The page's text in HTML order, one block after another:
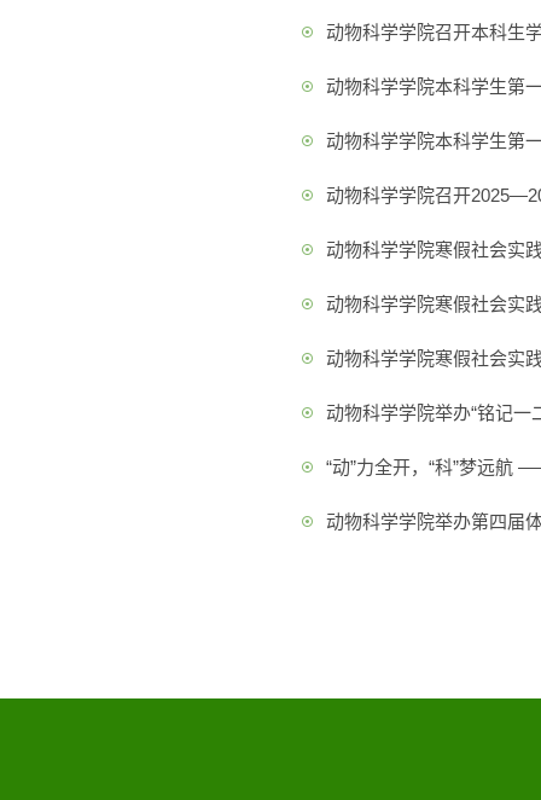
动物科学学院召开本科生
动物科学学院本科学生第
动物科学学院本科学生第
动物科学学院召开
动物科学学院寒假社会实
动物科学学院寒假社会实
动物科学学院寒假社会实
动物科学学院举办“铭记一
“动”力全开，“科”梦远航
动物科学学院举办第四届